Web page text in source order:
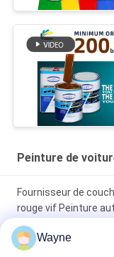
Peinture de
Fournisseur de
rouge vif Peinture
en aérosol
Wayne